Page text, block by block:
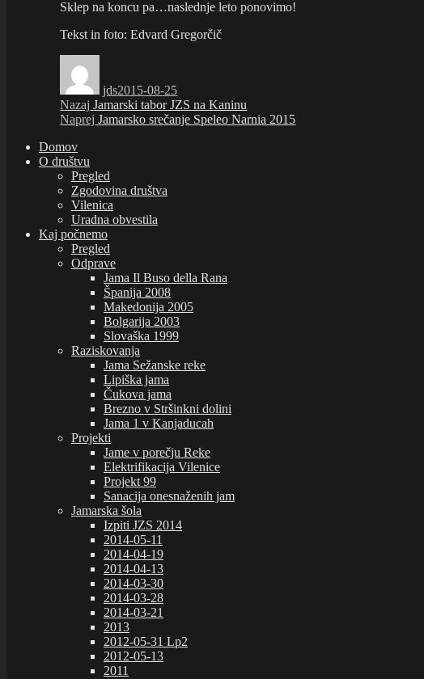
Sklep na koncu pa…naslednje leto ponovimo!
Tekst in foto: Edvard Gregorčič
jds2015-08-25
Navigacija
prispevka
Nazaj Prejšnji
prispevek:
Jamarski tabor JZS na Kaninu
Naprej Naslednji
Jamarsko srečanje Speleo Narnia 2015
Domov
O društvu
Pregled
Zgodovina društva
Vilenica
Uradna obvestila
Kaj počnemo
Pregled
Odprave
Jama Il Buso della Rana
Španija 2008
Makedonija 2005
Bolgarija 2003
Slovaška 1999
Raziskovanja
Jama Sežanske reke
Lipiška jama
Čukova jama
Brezno v Stršinkni dolini
Jama 1 v Kanjaducah
Projekti
Jame v porečju Reke
Elektrifikacija Vilenice
Projekt 99
Sanacija onesnaženih jam
Jamarska šola
Izpiti JZS 2014
2014-05-11
2014-04-19
2014-04-13
2014-03-30
2014-03-28
2014-03-21
2013
2012-05-31 Lp2
2012-05-13
2011